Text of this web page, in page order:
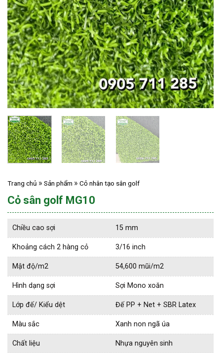
Trang chủ Sản phẩm Cỏ nhân tạo sân golf
Cỏ sân golf MG10
Chiều cao sợi 15 mm
Khoảng cách 2 hàng cỏ 3/16 inch
Mật độ/m2 54,600 mũi/m2
Hình dạng sợi Sợi Mono xoăn
Lớp đế/ Kiểu dệt Đế PP + Net + SBR Latex
Màu sắc Xanh non ngã úa
Chất liệu Nhựa nguyên sinh